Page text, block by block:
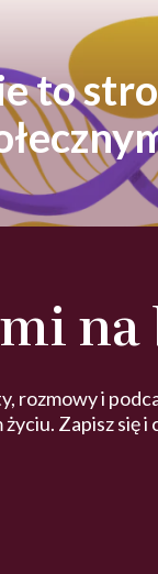
to
rozmowy i
Zapisz się i